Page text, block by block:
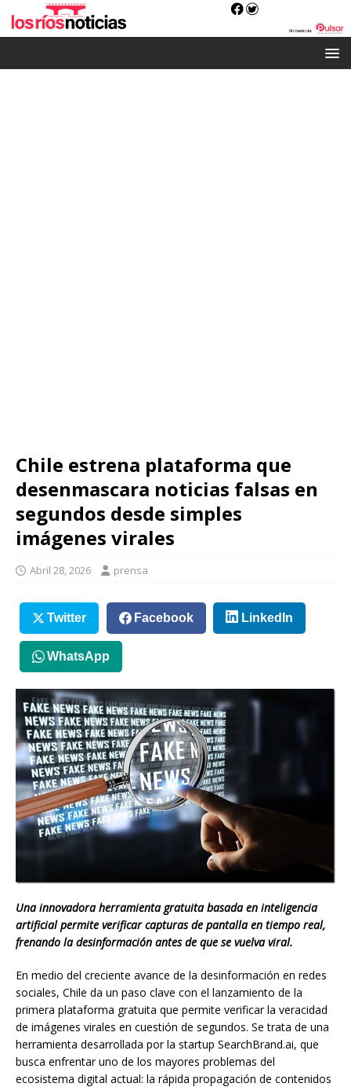
Chile estrena plataforma que
desenmascara noticias falsas en
segundos desde simples
imágenes virales
Abril 28, 2026 prensa
Twitter Facebook LinkedIn
WhatsApp
Una innovadora herramienta gratuita basada en inteligencia
artificial permite verificar capturas de pantalla en tiempo real,
frenando la desinformación antes de que se vuelva viral.
En medio del creciente avance de la desinformación en redes
sociales, Chile da un paso clave con el lanzamiento de la
primera plataforma gratuita que permite verificar la veracidad
de imágenes virales en cuestión de segundos. Se trata de una
herramienta desarrollada por la startup SearchBrand.ai, que
busca enfrentar uno de los mayores problemas del
ecosistema digital actual: la rápida propagación de contenidos